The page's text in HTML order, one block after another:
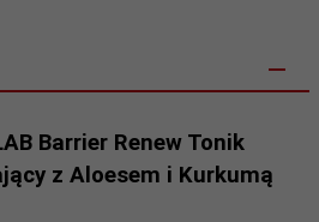
Barrier Renew Tonik
z Aloesem i Kurkumą